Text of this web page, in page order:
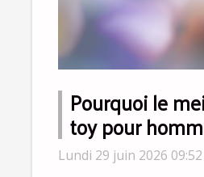
Pourquoi le
toy pour
désormais sur
Lundi 29 juin 2026 09:52